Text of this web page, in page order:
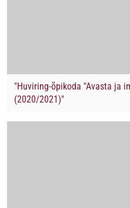
"Huviring-õpikoda "Avasta ja
(2020/2021)"